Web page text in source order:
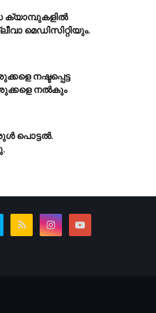
ക്യാമ്പുകളിൽ
മെഡിസിറ്റിയും.
നഷ്ടപ്പെട്ട
നല്‍കും
പൊട്ടല്‍.